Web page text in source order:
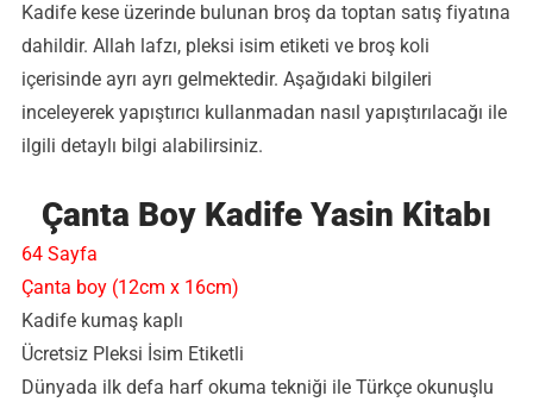
Kadife kese üzerinde bulunan broş da toptan satış fiyatına
dahildir. Allah lafzı, pleksi isim etiketi ve broş koli
içerisinde ayrı ayrı gelmektedir. Aşağıdaki bilgileri
inceleyerek yapıştırıcı kullanmadan nasıl yapıştırılacağı ile
ilgili detaylı bilgi alabilirsiniz.
Çanta Boy Kadife Yasin Kitabı
64 Sayfa
Çanta boy (12cm x 16cm)
Kadife kumaş kaplı
Ücretsiz Pleksi İsim Etiketli
Dünyada ilk defa harf okuma tekniği ile Türkçe okunuşlu